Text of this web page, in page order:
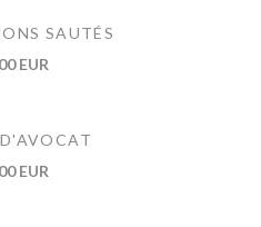
SAUTÉS
EUR
EUR